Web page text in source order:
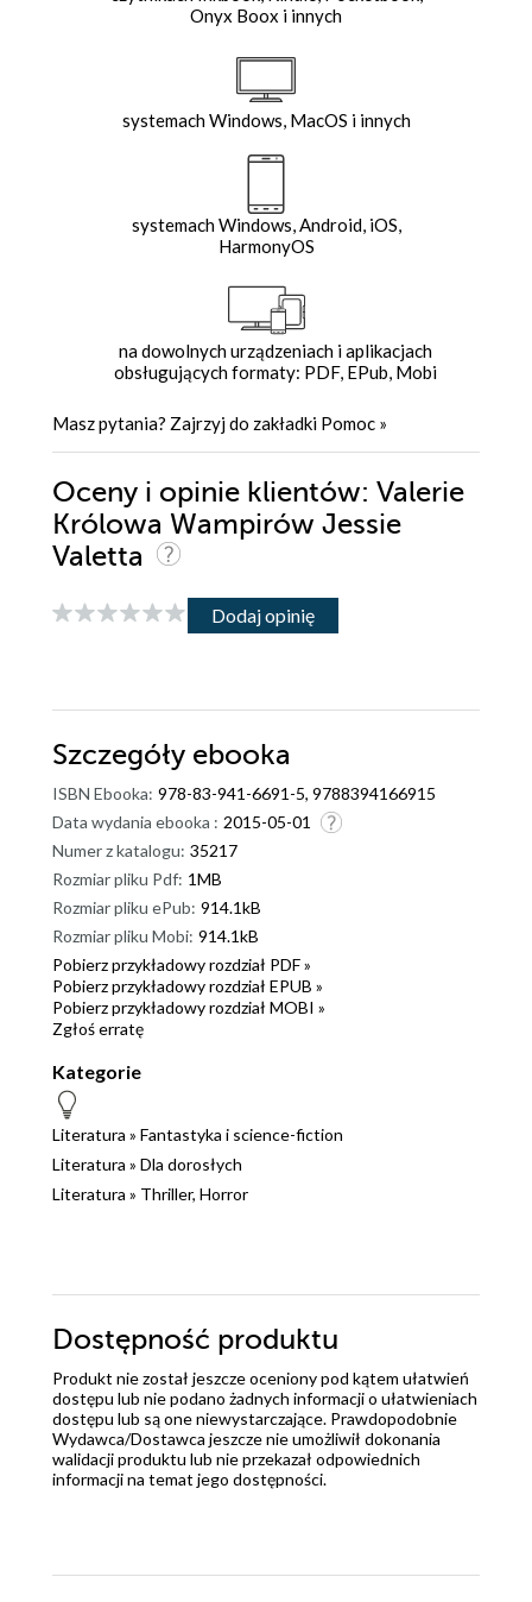
Onyx Boox i innych
systemach Windows, MacOS i innych
systemach Windows, Android, iOS,
HarmonyOS
na dowolnych urządzeniach i aplikacjach
obsługujących formaty: PDF, EPub, Mobi
Masz pytania? Zajrzyj do zakładki Pomoc »
Oceny i opinie klientów: Valerie
Królowa Wampirów Jessie
Valetta
Dodaj opinię
Szczegóły ebooka
ISBN Ebooka: 978-83-941-6691-5, 9788394166915
Data wydania ebooka : 2015-05-01
Numer z katalogu: 35217
Rozmiar pliku Pdf: 1MB
Rozmiar pliku ePub: 914.1kB
Rozmiar pliku Mobi: 914.1kB
Pobierz przykładowy rozdział PDF »
Pobierz przykładowy rozdział EPUB »
Pobierz przykładowy rozdział MOBI »
Zgłoś erratę
Kategorie
Literatura » Fantastyka i science-fiction
Literatura » Dla dorosłych
Literatura » Thriller, Horror
Dostępność produktu
Produkt nie został jeszcze oceniony pod kątem ułatwień
dostępu lub nie podano żadnych informacji o ułatwieniach
dostępu lub są one niewystarczające. Prawdopodobnie
Wydawca/Dostawca jeszcze nie umożliwił dokonania
walidacji produktu lub nie przekazał odpowiednich
informacji na temat jego dostępności.